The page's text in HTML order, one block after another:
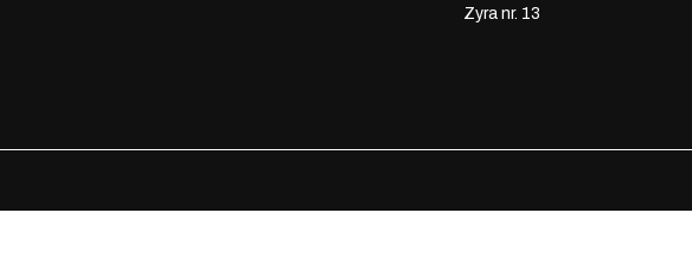
Zyra nr. 13